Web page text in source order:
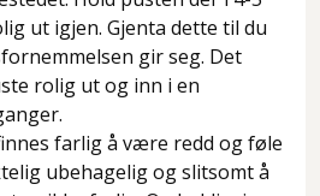
ut igjen. Gjenta dette til du
gir seg. Det
rolig ut og inn i en
farlig å være redd og føle
ubehagelig og slitsomt å